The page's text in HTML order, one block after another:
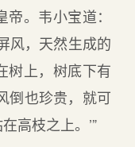
。韦小宝道：
风，天然生成的
树上，树底下有
倒也珍贵，就可
高枝之上。’”